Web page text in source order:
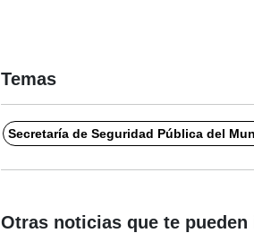
Temas
Secretaría de Seguridad Pública del
Otras noticias que te pueden